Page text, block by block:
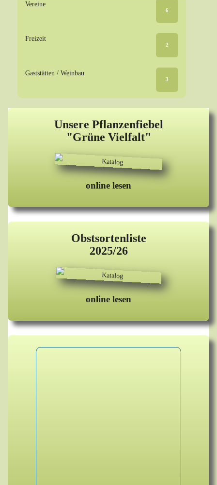
Unsere Pflanzenfiebel
"Grüne Vielfalt"
online lesen
Obstsortenliste
2025/26
online lesen
Vereine
6
Freizeit
2
Gaststätten / Weinbau
3